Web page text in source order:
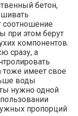
бетон,
соотношение
при этом берут
компонентов.
сразу, а
тоже имеет свое
воды
нужно одной
пропорций